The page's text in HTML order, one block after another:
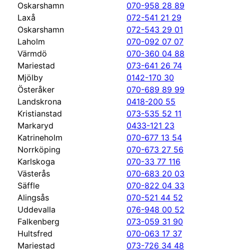
Oskarshamn
070-958 28 89
Laxå
072-541 21 29
Oskarshamn
072-543 29 01
Laholm
070-092 07 07
Värmdö
070-360 04 88
Mariestad
073-641 26 74
Mjölby
0142-170 30
Österåker
070-689 89 99
Landskrona
0418-200 55
Kristianstad
073-535 52 11
Markaryd
0433-121 23
Katrineholm
070-677 13 54
Norrköping
070-673 27 56
Karlskoga
070-33 77 116
Västerås
070-683 20 03
Säffle
070-822 04 33
Alingsås
070-521 44 52
Uddevalla
076-948 00 52
Falkenberg
073-059 31 90
Hultsfred
070-063 17 37
Mariestad
073-726 34 48